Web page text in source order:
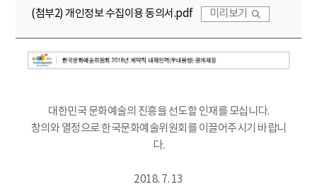
(첨부2) 개인정보 수집이용 동의서.pdf 미리보기
대한민국 문화예술의 진흥을 선도할 인재를 모십니다.
창의와 열정으로 한국문화예술위원회를 이끌어주시기 바랍니
다.
2018. 7. 13